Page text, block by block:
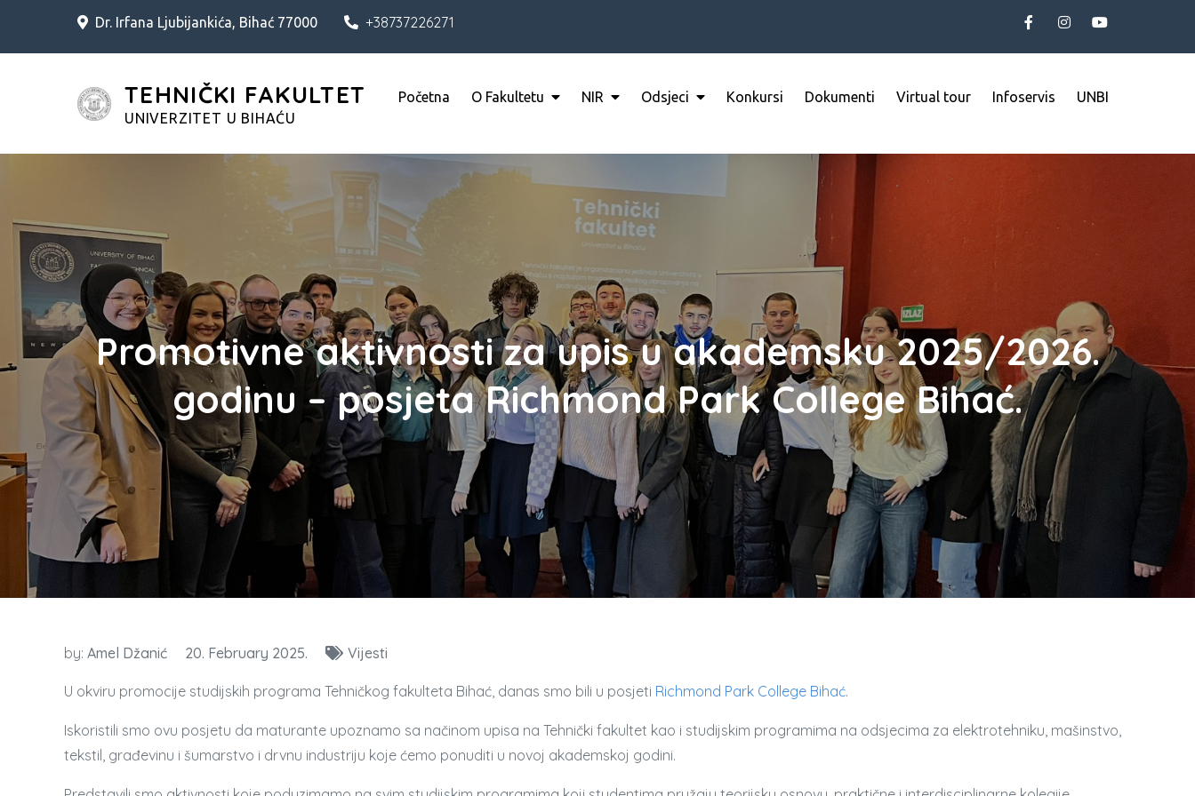
Dr. Irfana Ljubijankića, Bihać 77000 +38737226271
TEHNIČKI FAKULTET
UNIVERZITET U BIHAĆU
Početna O Fakultetu NIR Odsjeci Konkursi Dokumenti Virtual tour Infoservis UNBI
Promotivne aktivnosti za upis u akademsku 2025/2026.
godinu – posjeta Richmond Park College Bihać.
by: Amel Džanić 20. February 2025. Vijesti
U okviru promocije studijskih programa Tehničkog fakulteta Bihać, danas smo bili u posjeti Richmond Park College Bihać.
Iskoristili smo ovu posjetu da maturante upoznamo sa načinom upisa na Tehnički fakultet kao i studijskim programima na odsjecima za elektrotehniku, mašinstvo,
tekstil, građevinu i šumarstvo i drvnu industriju koje ćemo ponuditi u novoj akademskoj godini.